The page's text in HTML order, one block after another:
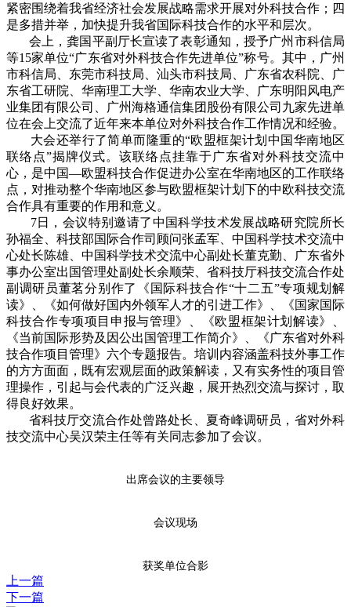
紧密围绕着我省经济社会发展战略需求开展对外科技合作；四
是多措并举，加快提升我省国际科技合作的水平和层次。
会上，龚国平副厅长宣读了表彰通知，授予广州市科信局
等15家单位“广东省对外科技合作先进单位”称号。其中，广州
市科信局、东莞市科技局、汕头市科技局、广东省农科院、广
东省工研院、华南理工大学、华南农业大学、广东明阳风电产
业集团有限公司、广州海格通信集团股份有限公司九家先进单
位在会上交流了近年来本单位对外科技合作工作情况和经验。
大会还举行了简单而隆重的“欧盟框架计划中国华南地区
联络点”揭牌仪式。该联络点挂靠于广东省对外科技交流中
心，是中国—欧盟科技合作促进办公室在华南地区的工作联络
点，对推动整个华南地区参与欧盟框架计划下的中欧科技交流
合作具有重要的作用和意义。
7日，会议特别邀请了中国科学技术发展战略研究院所长
孙福全、科技部国际合作司顾问张孟军、中国科学技术交流中
心处长陈雄、中国科学技术交流中心副处长董克勤、广东省外
事办公室出国管理处副处长余顺荣、省科技厅科技交流合作处
副调研员董茗分别作了《国际科技合作“十二五”专项规划解
读》、《如何做好国内外领军人才的引进工作》、《国家国际
科技合作专项项目申报与管理》、《欧盟框架计划解读》、
《当前国际形势及因公出国管理工作简介》、《广东省对外科
技合作项目管理》六个专题报告。培训内容涵盖科技外事工作
的方方面面，既有宏观层面的政策解读，又有实务性的项目管
理操作，引起与会代表的广泛兴趣，展开热烈交流与探讨，取
得良好效果。
省科技厅交流合作处曾路处长、夏奇峰调研员，省对外科
技交流中心吴汉荣主任等有关同志参加了会议。
出席会议的主要领导
会议现场
获奖单位合影
上一篇
下一篇